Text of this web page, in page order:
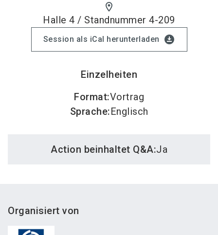
location_on
Halle 4 / Standnummer 4-209
Session als iCal herunterladen download_for_offline
Einzelheiten
Format:Vortrag
Sprache:Englisch
Action beinhaltet Q&A:Ja
Organisiert von